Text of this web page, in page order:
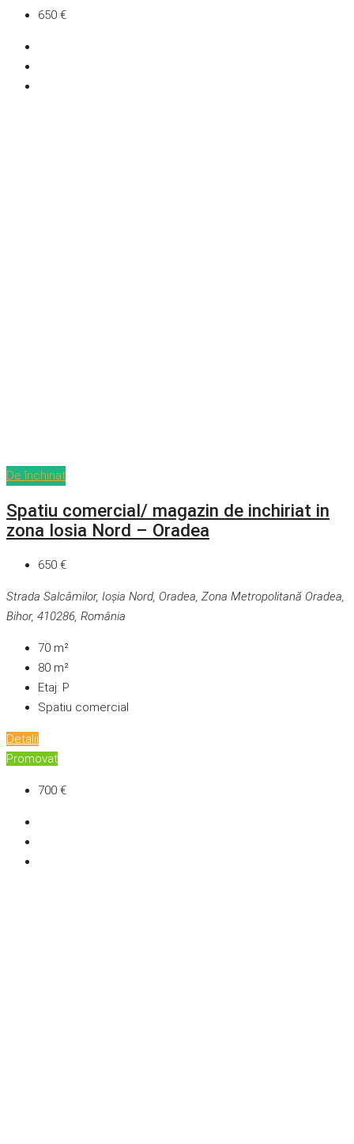
650 €
De închiriat
Spatiu comercial/ magazin de inchiriat in
zona Iosia Nord – Oradea
650 €
Strada Salcâmilor, Ioșia Nord, Oradea, Zona Metropolitană Oradea,
Bihor, 410286, România
70 m²
80 m²
Etaj: P
Spatiu comercial
Detalii
Promovat
700 €